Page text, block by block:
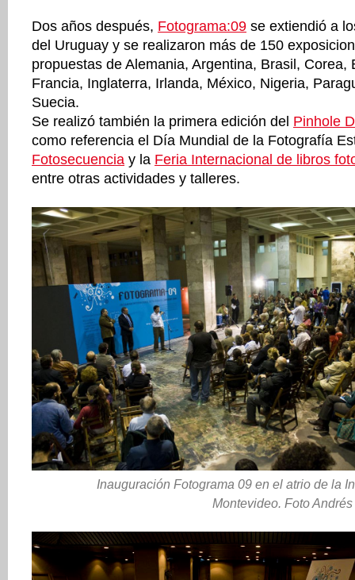
Dos años después, Fotograma:09 se extiendió a
del Uruguay y se realizaron más de 150
propuestas de Alemania, Argentina, Brasil, Corea,
Francia, Inglaterra, Irlanda, México, Nigeria,
Suecia.
Se realizó también la primera edición del Pinhole
como referencia el Día Mundial de la Fotografía
Fotosecuencia y la Feria Internacional de libros
entre otras actividades y talleres.
Inauguración Fotograma 09 en el atrio de la
Montevideo. Foto